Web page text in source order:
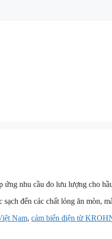
nhu cầu đo lưu lượng cho
đến các chất lỏng ăn mòn,
Nam, cảm biến điện từ